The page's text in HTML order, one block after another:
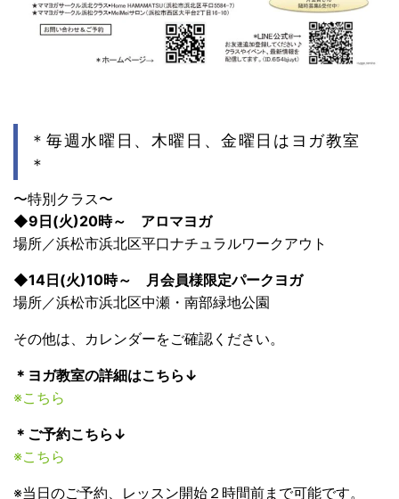
＊毎週水曜日、木曜日、金曜日はヨガ教室
＊
〜特別クラス〜
◆9日(火)20時～ アロマヨガ
場所／浜松市浜北区平口ナチュラルワークアウト
◆14日(火)10時～ 月会員様限定パークヨガ
場所／浜松市浜北区中瀬・南部緑地公園
その他は、カレンダーをご確認ください。
＊ヨガ教室の詳細はこちら↓
※こちら
＊ご予約こちら↓
※こちら
※当日のご予約、レッスン開始２時間前まで可能です。